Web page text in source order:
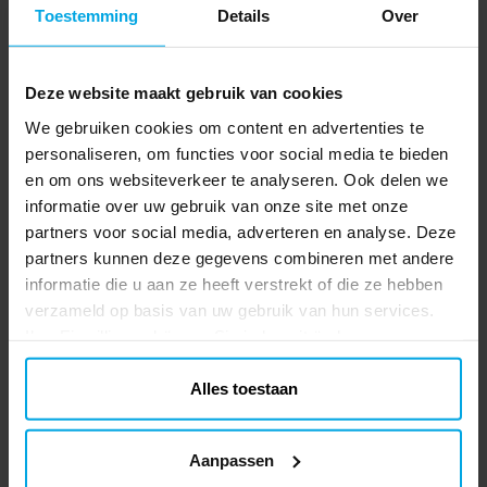
Toestemming Details Over
Deze website maakt gebruik van cookies
We gebruiken cookies om content en advertenties te
personaliseren, om functies voor social media te bieden
en om ons websiteverkeer te analyseren. Ook delen we
informatie over uw gebruik van onze site met onze
partners voor social media, adverteren en analyse. Deze
partners kunnen deze gegevens combineren met andere
informatie die u aan ze heeft verstrekt of die ze hebben
verzameld op basis van uw gebruik van hun services.
Alles toestaan
Aanpassen
gemaakt van zacht, absorberend papier en
sfeervol detail dat de tafel extra feestelijk
(uitgevouwen 32 x 26,8 cm) ✔️ Gemaakt
van zacht, milieuvriendelijk papier ✔️
Verpakking met 12 servetten
Kerstservetten Notenkraker met
bestekvak 6 stuks
Deze elegante kerstservetten met klassiek
notenkrakermotief zorgen voor een
feestelijke en stijlvolle uitstraling op tafel.
Perfect voor het kerstdiner, een
adventsfeest of het nieuwjaarsdiner. De
servetten hebben een handig vakje voor
het bestek, waarmee je eenvoudig een
nette en sfeervolle tafeldecoratie creëert.
Een charmant detail dat direct zorgt voor
servetten
Prijs:€ 2,49
€ 2,49
TOEVOEGEN
Anderen kochten ook